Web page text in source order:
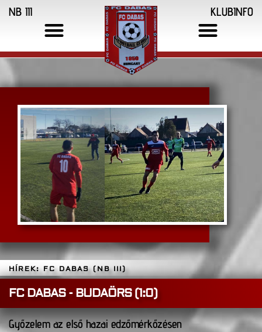
NB III KLUBINFO
HÍREK: FC DABAS (NB III)
FC DABAS - BUDAÖRS (1:0)
Győzelem az első hazai edzőmérkőzésen